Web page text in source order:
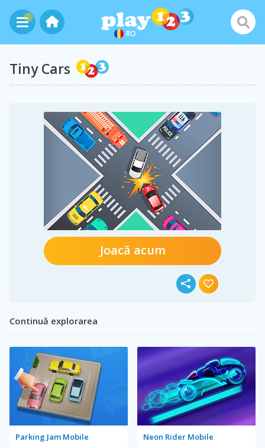
RO
Tiny Cars
Joacă acum
Continuă explorarea
Parking Jam Mobile Neon Rider Mobile